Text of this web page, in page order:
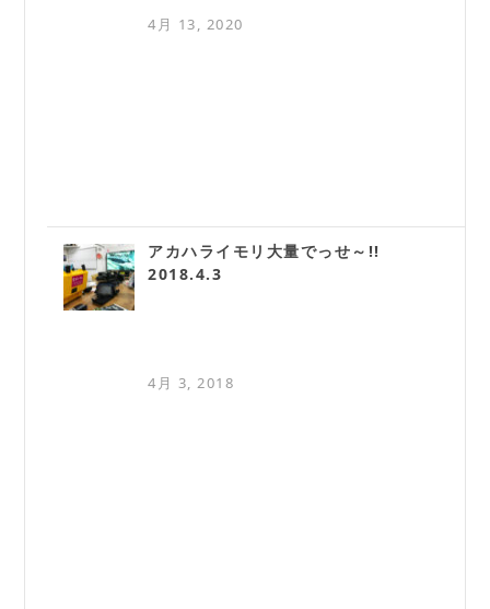
4月 13, 2020
アカハライモリ大量でっせ～!!
2018.4.3
4月 3, 2018